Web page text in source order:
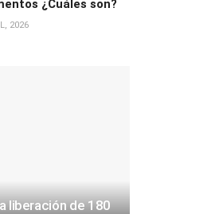
¿Cuáles son?
2026
liberación de 180